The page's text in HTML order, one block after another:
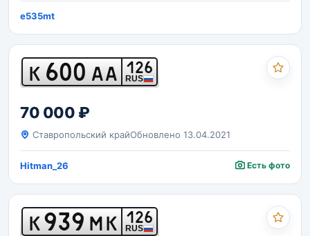
e535mt
К 600 АА 126
RUS
70 000 ₽
Ставропольский крайОбновлено 13.04.2021
Hitman_26 Есть фото
К939 МК 126
RUS